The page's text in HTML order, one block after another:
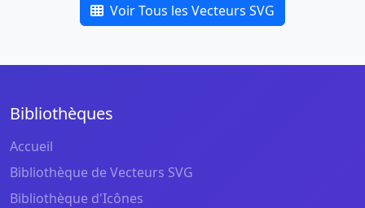
Voir Tous les Vecteurs SVG
Bibliothèques
Accueil
Bibliothèque de Vecteurs SVG
Bibliothèque d'Icônes